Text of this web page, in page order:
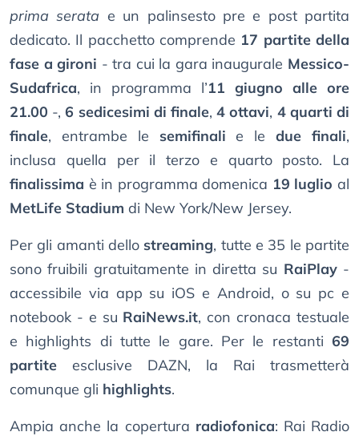
prima serata e un palinsesto pre e post partita
dedicato. Il pacchetto comprende 17 partite della
fase a gironi - tra cui la gara inaugurale Messico-
Sudafrica, in programma l’11 giugno alle ore
21.00 -,6 sedicesimi di finale,4 ottavi, 4 quarti di
finale, entrambe le semifinali e ledue finali,
inclusa quella per il terzo e quarto posto. La
finalissima è in programma domenica 19 luglio al
MetLife Stadium di New York/New Jersey.
Per gli amanti dello streaming, tutte e 35 le partite
sono fruibili gratuitamente in diretta su RaiPlay-
accessibile via app su iOS e Android, o su pc e
notebook - e su RaiNews.it, con cronaca testuale
e highlights di tutte le gare. Per le restanti 69
partite esclusive DAZN, la Rai trasmetterà
comunque gli highlights.
Ampia anche la copertura radiofonica: Rai Radio